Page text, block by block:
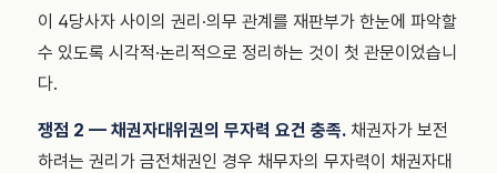
이 4당사자 사이의 권리·의무 관계를 재판부가 한눈에 파악할
수 있도록 시각적·논리적으로 정리하는 것이 첫 관문이었습니
다.
쟁점 2 — 채권자대위권의 무자력 요건 충족. 채권자가 보전
하려는 권리가 금전채권인 경우 채무자의 무자력이 채권자대